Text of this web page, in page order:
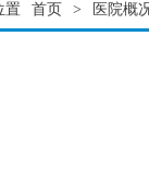
置 首页 > 医院概